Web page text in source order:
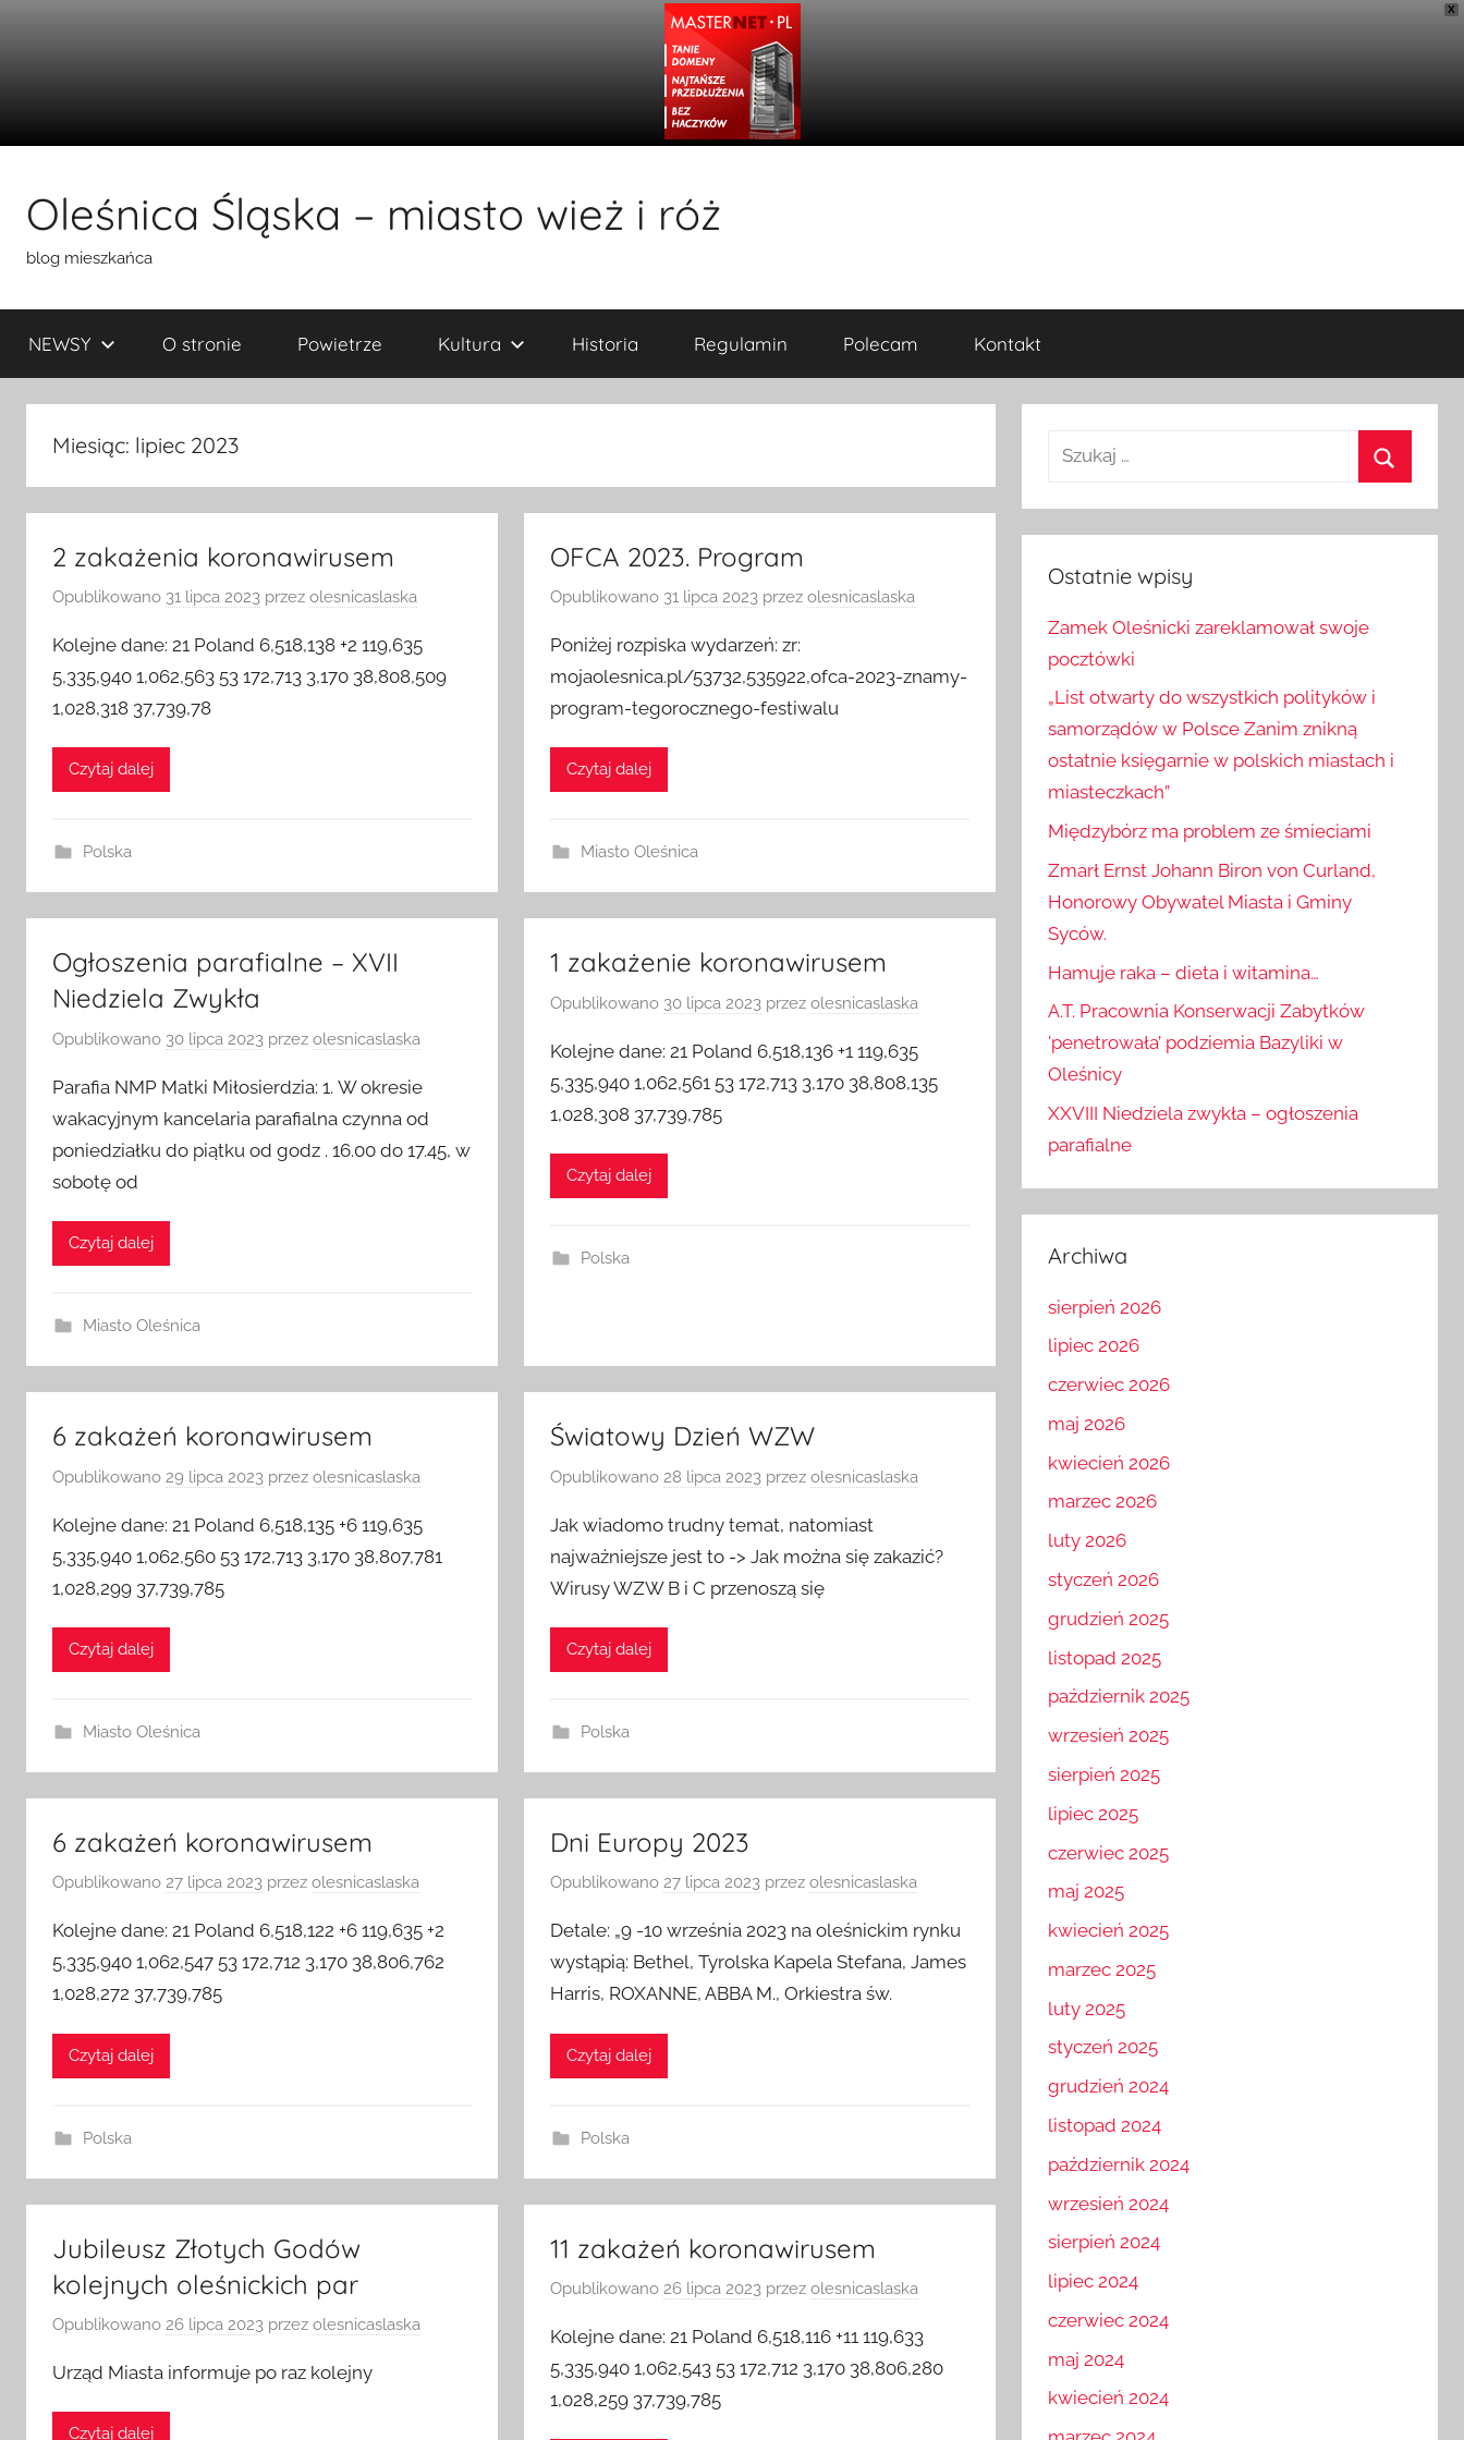
X
treściOleśnica Śląska – miasto wież i róż
blog mieszkańca
NEWSY O stronie Powietrze Kultura Historia Regulamin Polecam Kontakt
Miesiąc: lipiec 2023
2 zakażenia koronawirusem
Opublikowano 31 lipca 2023 przez olesnicaslaska
Kolejne dane: 21 Poland 6,518,138 +2 119,635
5,335,940 1,062,563 53 172,713 3,170 38,808,509
1,028,318 37,739,78
Czytaj dalej
Polska
OFCA 2023. Program
Opublikowano31 lipca 2023 przezolesnicaslaska
Poniżej rozpiska wydarzeń: zr:
mojaolesnica.pl/53732,535922,ofca-2023-znamy-
program-tegorocznego-festiwalu
Czytaj dalej
Miasto Oleśnica
Ogłoszenia parafialne – XVII
Niedziela Zwykła
Opublikowano 30 lipca 2023 przez olesnicaslaska
Parafia NMP Matki Miłosierdzia: 1. W okresie
wakacyjnym kancelaria parafialna czynna od
poniedziałku do piątku od godz . 16.00 do 17.45, w
sobotę od
Czytaj dalej
Miasto Oleśnica
1 zakażenie koronawirusem
Opublikowano30 lipca 2023 przezolesnicaslaska
Kolejne dane: 21 Poland 6,518,136 +1 119,635
5,335,940 1,062,561 53 172,713 3,170 38,808,135
1,028,308 37,739,785
Czytaj dalej
Polska
6 zakażeń koronawirusem
Opublikowano 29 lipca 2023 przez olesnicaslaska
Kolejne dane: 21 Poland 6,518,135 +6 119,635
5,335,940 1,062,560 53 172,713 3,170 38,807,781
1,028,299 37,739,785
Czytaj dalej
Miasto Oleśnica
Światowy Dzień WZW
Opublikowano28 lipca 2023 przezolesnicaslaska
Jak wiadomo trudny temat, natomiast
najważniejsze jest to -> Jak można się zakazić?
Wirusy WZW B i C przenoszą się
Czytaj dalej
Polska
6 zakażeń koronawirusem
Opublikowano 27 lipca 2023 przez olesnicaslaska
Kolejne dane: 21 Poland 6,518,122 +6 119,635 +2
5,335,940 1,062,547 53 172,712 3,170 38,806,762
1,028,272 37,739,785
Czytaj dalej
Polska
Dni Europy 2023
Opublikowano27 lipca 2023 przezolesnicaslaska
Detale: „9 -10 września 2023 na oleśnickim rynku
wystąpią: Bethel, Tyrolska Kapela Stefana, James
Harris, ROXANNE, ABBA M., Orkiestra św.
Czytaj dalej
Polska
Jubileusz Złotych Godów
kolejnych oleśnickich par
Opublikowano 26 lipca 2023 przez olesnicaslaska
Urząd Miasta informuje po raz kolejny
11 zakażeń koronawirusem
Opublikowano26 lipca 2023 przezolesnicaslaska
Kolejne dane: 21 Poland 6,518,116 +11 119,633
5,335,940 1,062,543 53 172,712 3,170 38,806,280
1,028,259 37,739,785
Szukaj:
Ostatnie wpisy
Zamek Oleśnicki zareklamował swoje
pocztówki
„List otwarty do wszystkich polityków i
samorządów w Polsce Zanim znikną
ostatnie księgarnie w polskich miastach i
miasteczkach”
Międzybórz ma problem ze śmieciami
Zmarł Ernst Johann Biron von Curland,
Honorowy Obywatel Miasta i Gminy
Syców.
Hamuje raka – dieta i witamina…
A.T. Pracownia Konserwacji Zabytków
'penetrowała’ podziemia Bazyliki w
Oleśnicy
XXVIII Niedziela zwykła – ogłoszenia
parafialne
Archiwa
sierpień 2026
lipiec 2026
czerwiec 2026
maj 2026
kwiecień 2026
marzec 2026
luty 2026
styczeń 2026
grudzień 2025
listopad 2025
październik 2025
wrzesień 2025
sierpień 2025
lipiec 2025
czerwiec 2025
maj 2025
kwiecień 2025
marzec 2025
luty 2025
styczeń 2025
grudzień 2024
listopad 2024
październik 2024
wrzesień 2024
sierpień 2024
lipiec 2024
czerwiec 2024
maj 2024
kwiecień 2024